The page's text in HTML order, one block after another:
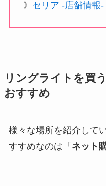
》 セリア -店舗情報-
リングライトを買
おすすめ
様々な場所を紹介して
すすめなのは「 ネット